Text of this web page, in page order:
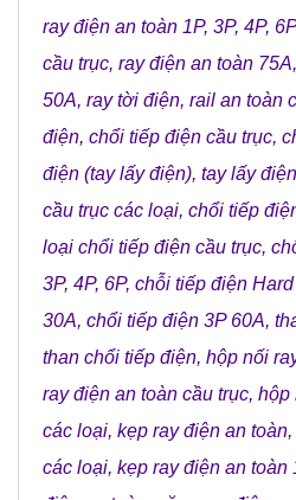
ray điện an toàn 1P, 3P, 4P, 6P
cầu trục, ray điện an toàn 75A,
50A, ray tời điện, rail an toàn
điện, chổi tiếp điện cầu trục,
điện (tay lấy điện), tay lấy
cầu trục các loại, chổi tiếp
loại chổi tiếp điện cầu trục,
3P, 4P, 6P, chỗi tiếp điện
30A, chổi tiếp điện 3P 60A,
than chổi tiếp điện, hộp nối
ray điện an toàn cầu trục, hộp
các loại, kẹp ray điện an toàn,
các loại, kẹp ray điện an toàn